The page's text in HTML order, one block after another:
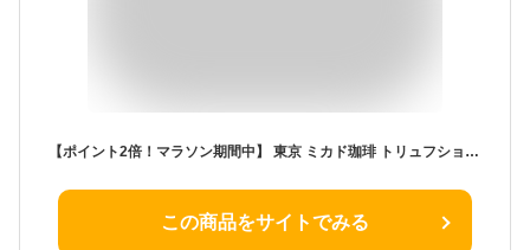
【ポイント2倍！マラソン期間中】 東京 ミカド珈琲 トリュフショコラケーキ 4個 1948年 東京・日本橋創業の老舗コーヒーロースター【ミカド珈琲】 がお届けする しっとり濃厚なチョコレートの焼菓子 ご進物 ギフト 贈り物に
この商品をサイトでみる